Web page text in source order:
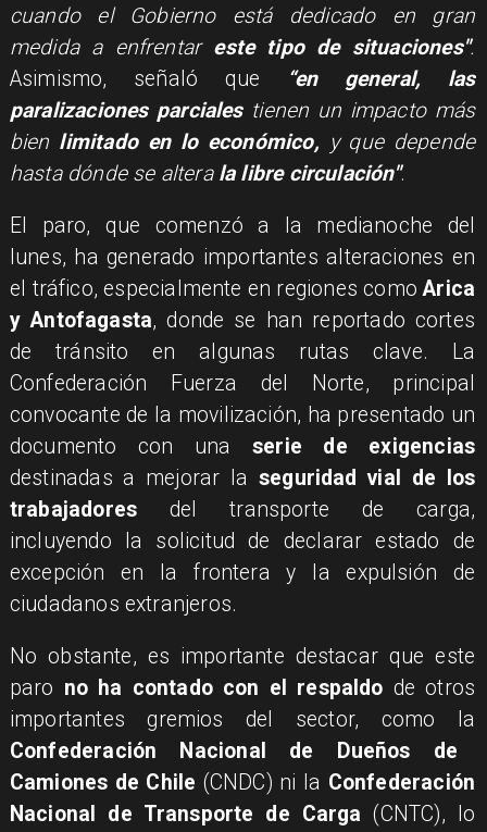
cuando el Gobierno está dedicado en gran
medida a enfrentar este tipo de situaciones".
Asimismo, señaló que
“en general, las
paralizaciones parcialestienen un impacto más
bien limitado en lo económico, y que depende
hasta dónde se alterala libre circulación".
El paro, que comenzó a la medianoche del
lunes, ha generado importantes alteraciones en
el tráfico, especialmente en regiones comoArica
y Antofagasta, donde se han reportado cortes
de tránsito en algunas rutas clave. La
Confederación Fuerza del Norte, principal
convocante de la movilización, ha presentado un
documento con unaserie de exigencias
destinadas a mejorar la seguridad vial de los
trabajadores del transporte de carga,
incluyendo la solicitud de declarar estado de
excepción en la frontera y la expulsión de
ciudadanos extranjeros.
No obstante, es importante destacar que este
paro no ha contado con el respaldo de otros
importantes gremios del sector, como la
Confederación Nacional de Dueños de
Camiones de Chile (CNDC) ni la Confederación
Nacional de Transporte de Carga(CNTC), lo